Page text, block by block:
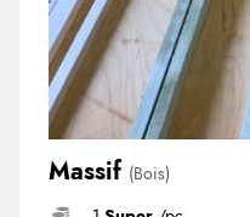
Massif (Bois)